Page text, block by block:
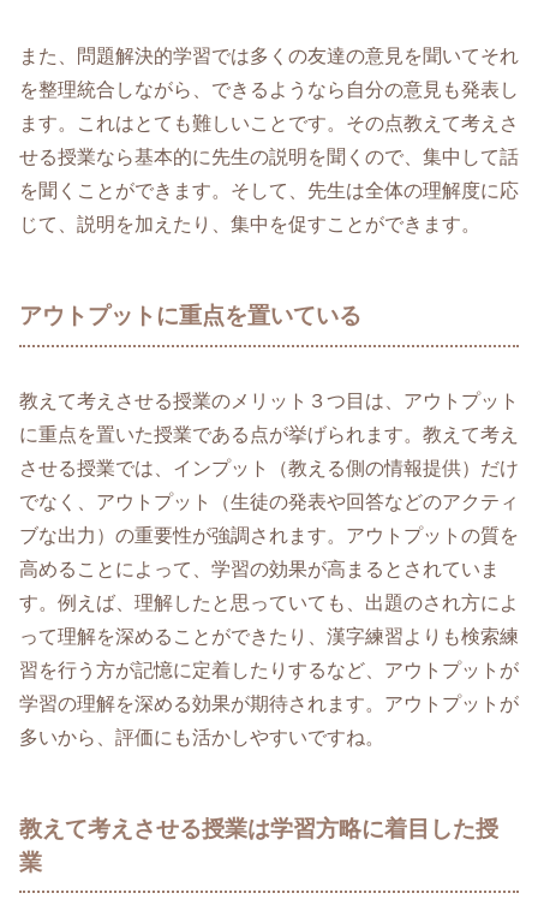
また、問題解決的学習では多くの友達の意見を聞いてそれ
を整理統合しながら、できるようなら自分の意見も発表し
ます。これはとても難しいことです。その点教えて考えさ
せる授業なら基本的に先生の説明を聞くので、集中して話
を聞くことができます。そして、先生は全体の理解度に応
じて、説明を加えたり、集中を促すことができます。
アウトプットに重点を置いている
教えて考えさせる授業のメリット３つ目は、アウトプット
に重点を置いた授業である点が挙げられます。教えて考え
させる授業では、インプット（教える側の情報提供）だけ
でなく、アウトプット（生徒の発表や回答などのアクティ
ブな出力）の重要性が強調されます。アウトプットの質を
高めることによって、学習の効果が高まるとされていま
す。例えば、理解したと思っていても、出題のされ方によ
って理解を深めることができたり、漢字練習よりも検索練
習を行う方が記憶に定着したりするなど、アウトプットが
学習の理解を深める効果が期待されます。アウトプットが
多いから、評価にも活かしやすいですね。
教えて考えさせる授業は学習方略に着目した授
業